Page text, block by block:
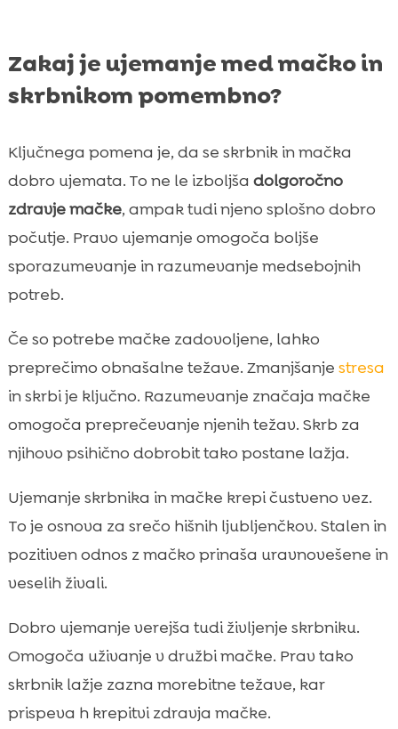
Zakaj je ujemanje med mačko in
skrbnikom pomembno?
Ključnega pomena je, da se skrbnik in mačka
dobro ujemata. To ne le izboljša dolgoročno
zdravje mačke, ampak tudi njeno splošno dobro
počutje. Pravo ujemanje omogoča boljše
sporazumevanje in razumevanje medsebojnih
potreb.
Če so potrebe mačke zadovoljene, lahko
preprečimo obnašalne težave. Zmanjšanje stresa
in skrbi je ključno. Razumevanje značaja mačke
omogoča preprečevanje njenih težav. Skrb za
njihovo psihično dobrobit tako postane lažja.
Ujemanje skrbnika in mačke krepi čustveno vez.
To je osnova za srečo hišnih ljubljenčkov. Stalen in
pozitiven odnos z mačko prinaša uravnovešene in
veselih živali.
Dobro ujemanje verejša tudi življenje skrbniku.
Omogoča uživanje v družbi mačke. Prav tako
skrbnik lažje zazna morebitne težave, kar
prispeva h krepitvi zdravja mačke.